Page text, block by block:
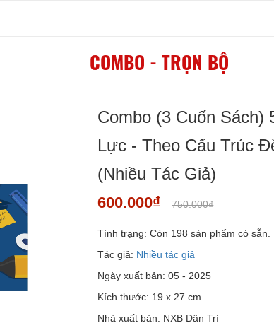
COMBO - TRỌN BỘ
Combo (3 Cuốn Sách)
Lực - Theo Cấu Trúc
(Nhiều Tác Giả)
600.000₫ 750.000₫
Tình trạng: Còn 198 sản phẩm có sẵn.
Tác giả: Nhiều tác giả
Ngày xuất bản: 05 - 2025
Kích thước: 19 x 27 cm
Nhà xuất bản: NXB Dân Trí